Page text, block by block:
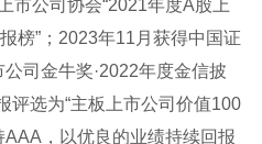
市公司协会“2021年度A股上
榜”；2023年11月获得中国证
司金牛奖·2022年度金信披
评选为“主板上市公司价值100
，以优良的业绩持续回报